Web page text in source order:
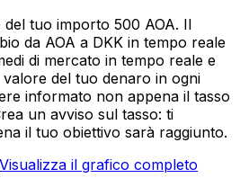
tuo importo 500 AOA. Il
da AOA a DKK in tempo reale
di mercato in tempo reale e
del tuo denaro in ogni
informato non appena il tasso
un avviso sul tasso: ti
il tuo obiettivo sarà raggiunto.
Visualizza il grafico completo